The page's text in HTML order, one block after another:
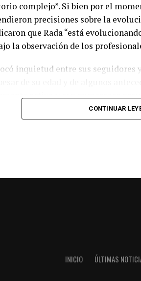
complejo”. Si bien por el
precisiones sobre la
que Rada “está
la observación de los
inquietud entre sus
activo y con numerosos
debió someterse a una
días antes de conocerse su
70. El grupo tiene programados
CONTINUAR
INICIO ÚLTIMAS